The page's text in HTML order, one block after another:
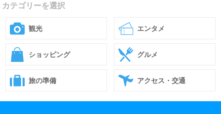
カテゴリーを選択
観光 エンタメ
ショッピング グルメ
旅の準備 アクセス・交通